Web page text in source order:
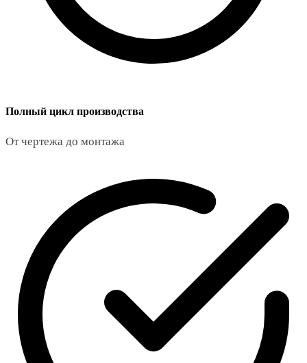
Полный цикл производства
От чертежа до монтажа